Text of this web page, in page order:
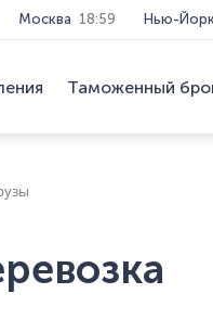
Москва 18:59 Нью-
Таможенный